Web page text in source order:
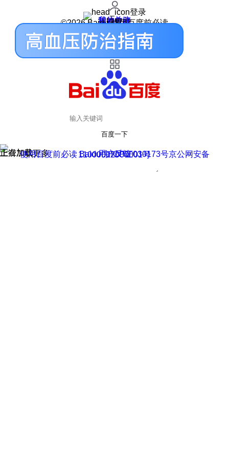
登录
我的关注
我的收藏
皮肤中心
用户反馈
设置
©2026 Baidu 使用百度前必读
百度一下
正在加载
上滑加载更多 用户反馈
使用百度前必读 Baidu 京ICP证030173号
京公网安备11000002000001号